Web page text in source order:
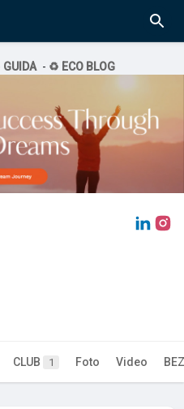
GUIDA - ♻️ ECO BLOG
CLUB 1 Foto Video BEZ